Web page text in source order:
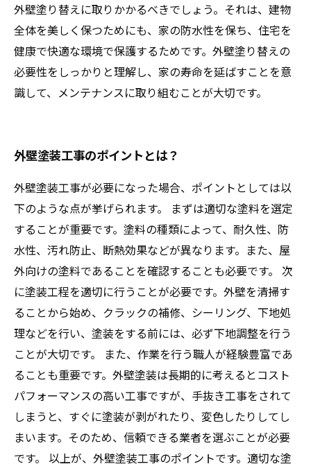
外壁塗り替えに取りかかるべきでしょう。それは、建物
全体を美しく保つためにも、家の防水性を保ち、住宅を
健康で快適な環境で保護するためです。外壁塗り替えの
必要性をしっかりと理解し、家の寿命を延ばすことを意
識して、メンテナンスに取り組むことが大切です。
外壁塗装工事のポイントとは？
外壁塗装工事が必要になった場合、ポイントとしては以
下のような点が挙げられます。 まずは適切な塗料を選定
することが重要です。塗料の種類によって、耐久性、防
水性、汚れ防止、断熱効果などが異なります。また、屋
外向けの塗料であることを確認することも必要です。 次
に塗装工程を適切に行うことが必要です。外壁を清掃す
ることから始め、クラックの補修、シーリング、下地処
理などを行い、塗装をする前には、必ず下地調整を行う
ことが大切です。 また、作業を行う職人が経験豊富であ
ることも重要です。外壁塗装は長期的に考えるとコスト
パフォーマンスの高い工事ですが、手抜き工事をされて
しまうと、すぐに塗装が剥がれたり、変色したりしてし
まいます。そのため、信頼できる業者を選ぶことが必要
です。 以上が、外壁塗装工事のポイントです。適切な塗